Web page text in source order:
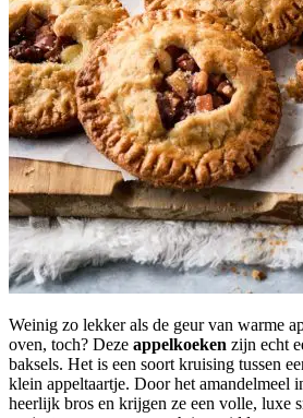
Weinig zo lekker als de geur van warme
oven, toch? Deze appelkoeken zijn echt
baksels. Het is een soort kruising tussen
klein appeltaartje. Door het amandelmeel
heerlijk bros en krijgen ze een volle, luxe